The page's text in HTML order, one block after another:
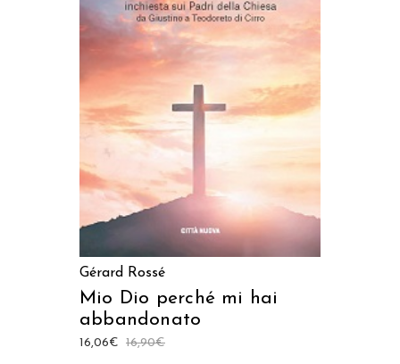
AGGIUNGI AL CARRELLO
Gérard Rossé
Mio Dio perché mi hai
abbandonato
16,90€
16,06€